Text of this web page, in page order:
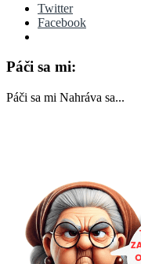
Twitter
Facebook
Páči sa mi:
Páči sa mi Nahráva sa...